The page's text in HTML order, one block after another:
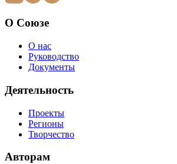
О Союзе
О нас
Руководство
Документы
Деятельность
Проекты
Регионы
Творчество
Авторам